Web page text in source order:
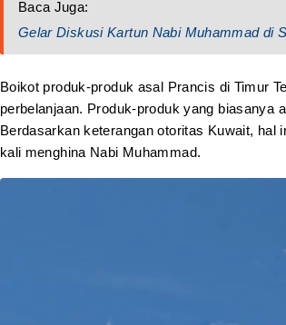
Baca Juga:
Gelar Diskusi Kartun Nabi Muhammad di
Boikot produk-produk asal Prancis di Timur
perbelanjaan. Produk-produk yang biasanya
Berdasarkan keterangan otoritas Kuwait, hal
kali menghina Nabi Muhammad.